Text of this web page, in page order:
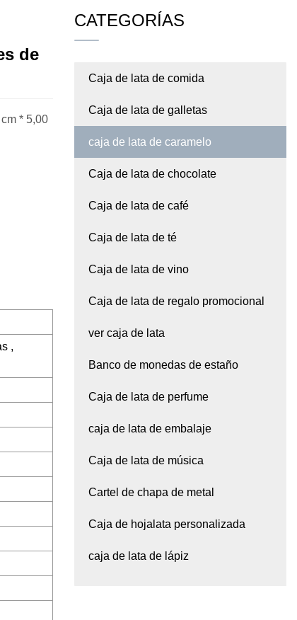
de
* 5,00
,
CATEGORÍAS
Caja de lata de comida
Caja de lata de galletas
caja de lata de caramelo
Caja de lata de chocolate
Caja de lata de café
Caja de lata de té
Caja de lata de vino
Caja de lata de regalo promocional
ver caja de lata
Banco de monedas de estaño
Caja de lata de perfume
caja de lata de embalaje
Caja de lata de música
Cartel de chapa de metal
Caja de hojalata personalizada
caja de lata de lápiz